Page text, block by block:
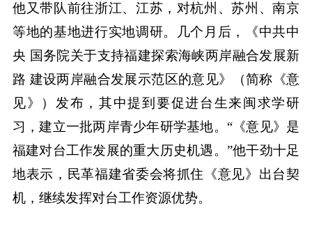
他又带队前往浙江、江苏，对杭州、苏州、南京
等地的基地进行实地调研。几个月后，《中共中
央 国务院关于支持福建探索海峡两岸融合发展新
路 建设两岸融合发展示范区的意见》（简称《意
见》）发布，其中提到要促进台生来闽求学研
习，建立一批两岸青少年研学基地。“《意见》是
福建对台工作发展的重大历史机遇。”他干劲十足
地表示，民革福建省委会将抓住《意见》出台契
机，继续发挥对台工作资源优势。